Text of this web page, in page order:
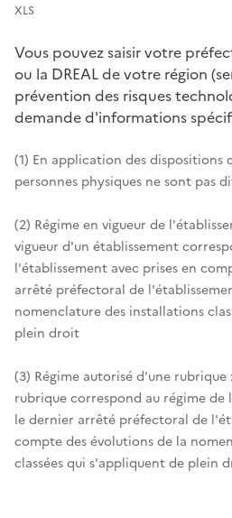
XLS
Vous pouvez saisir votre
ou la DREAL de votre région
prévention des risques
demande d'informations
(1) En application des dispositions
personnes physiques ne sont pas
(2) Régime en vigueur de
vigueur d'un établissement
l'établissement avec prises en
arrêté préfectoral de
nomenclature des installations
plein droit
(3) Régime autorisé d'une
rubrique correspond au régime
le dernier arrêté préfectoral de
compte des évolutions de la
classées qui s'appliquent de plein